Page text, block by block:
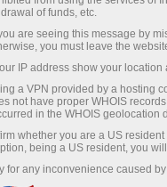
65803.76 (%)
ক্রয়
65803.76
50%
of funds, etc.
are seeing this message by
you must leave the
IP address show your location
a VPN provided by a hosting
not have proper WHOIS
in the WHOIS geolocation
whether you are a US
being a US resident, you
for any inconvenience caused